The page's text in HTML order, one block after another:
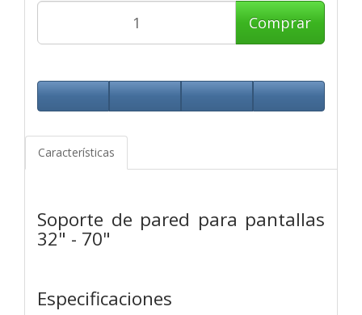
Comprar
Características
Soporte de pared para pantallas
32" - 70"
Especificaciones